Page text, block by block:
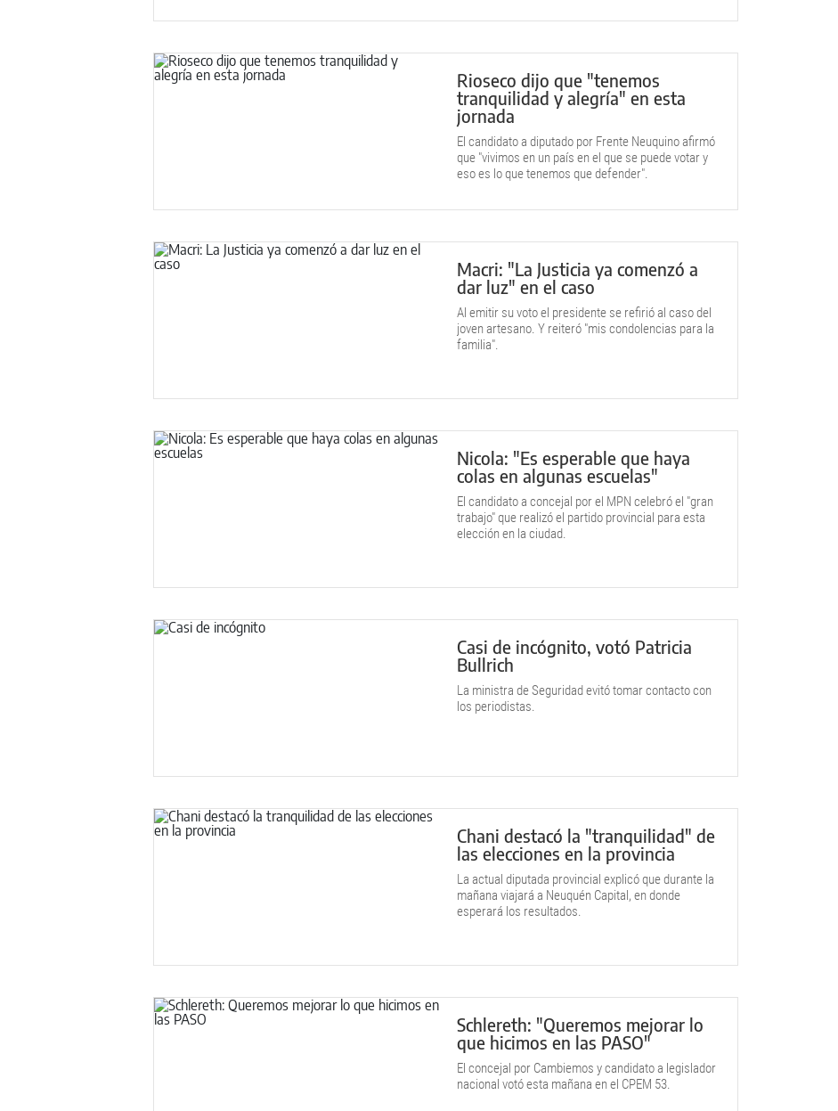
Rioseco dijo que "tenemos
tranquilidad y alegría" en esta
jornada
El candidato a diputado por Frente Neuquino afirmó
que "vivimos en un país en el que se puede votar y
eso es lo que tenemos que defender".
Macri: "La Justicia ya comenzó a
dar luz" en el caso
Al emitir su voto el presidente se refirió al caso del
joven artesano. Y reiteró "mis condolencias para la
familia".
Nicola: "Es esperable que haya
colas en algunas escuelas"
El candidato a concejal por el MPN celebró el "gran
trabajo" que realizó el partido provincial para esta
elección en la ciudad.
Casi de incógnito, votó Patricia
Bullrich
La ministra de Seguridad evitó tomar contacto con
los periodistas.
Chani destacó la "tranquilidad" de
las elecciones en la provincia
La actual diputada provincial explicó que durante la
mañana viajará a Neuquén Capital, en donde
esperará los resultados.
Schlereth: "Queremos mejorar lo
que hicimos en las PASO"
El concejal por Cambiemos y candidato a legislador
nacional votó esta mañana en el CPEM 53.